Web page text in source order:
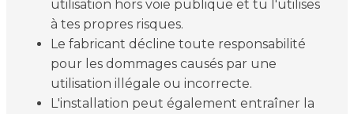
utilisation hors voie publique et tu l'utilises
à tes propres risques.
Le fabricant décline toute responsabilité
pour les dommages causés par une
utilisation illégale ou incorrecte.
L'installation peut également entraîner la